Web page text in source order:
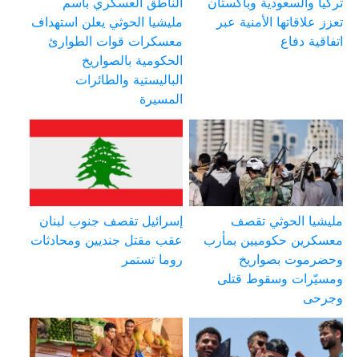
تعزز علاقاتها الأمنية عبر
اتفاقية دفاع
مليشيا الحوثي يعلن استهداف
معسكرات قوات الطوارئ
الحكومية بالصواريخ
الباليستية والطائرات
المسيرة
مليشيا الحوثي تقصف
معسكرين حكوميين بمأرب
وحضرموت بصواريخ
ومسيّرات وسقوط قتلى
وجرحى
إسرائيل تقصف جنوب لبنان
عقب مقتل جنديين ومحادثات
روما تستمر